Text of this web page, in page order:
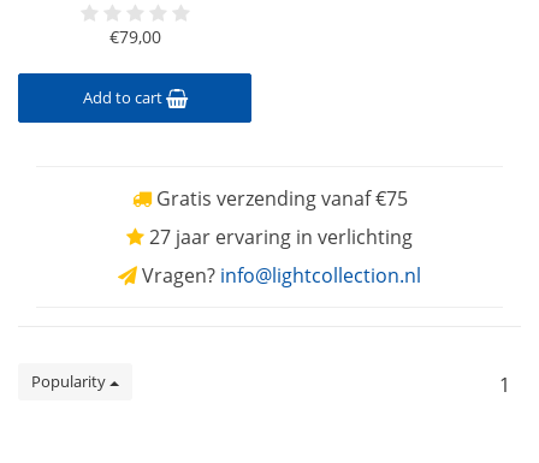
€79,00
Add to cart
Gratis verzending vanaf €75
27 jaar ervaring in verlichting
Vragen? info@lightcollection.nl
Popularity 1